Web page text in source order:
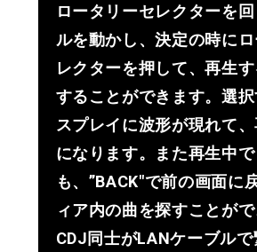
ロータリーセレクターを
ルを動かし、決定の時に
レクターを押して、再生
することができます。選
スプレイに波形が現れて
になります。また再生中で
も、”BACK"で前の画面に
ィア内の曲を探すことがで
CDJ同士がLANケーブル